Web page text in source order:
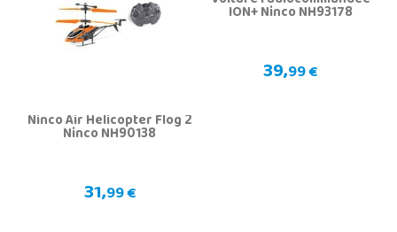
Ninco Air Helicopter Flog 2
Ninco NH90138
31,99 €
ION+ Ninco NH93178
39,99 €